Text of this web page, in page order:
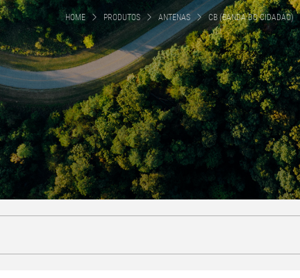
HOME PRODUTOS ANTENAS CB (BANDA DO CIDADAO)